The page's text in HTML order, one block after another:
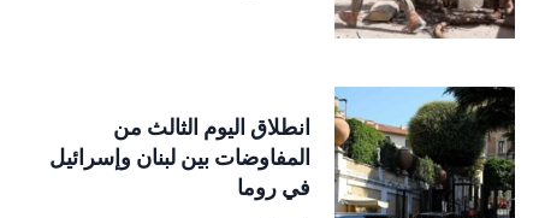
انطلاق اليوم الثالث من
المفاوضات بين لبنان وإسرائيل
في روما